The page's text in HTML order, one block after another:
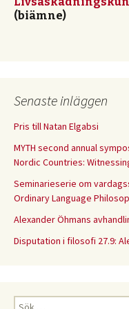
(biämne)
Senaste inläggen
Pris till Natan Elgabsi
MYTH second annual
Nordic Countries:
Seminarieserie om
Ordinary Language
Alexander Öhmans
Disputation i filosofi 27.9:
Sök